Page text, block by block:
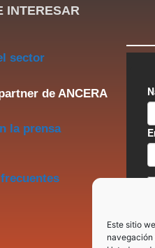
Este sitio
navegación
INTERESAR
sector
de ANCERA
la prensa